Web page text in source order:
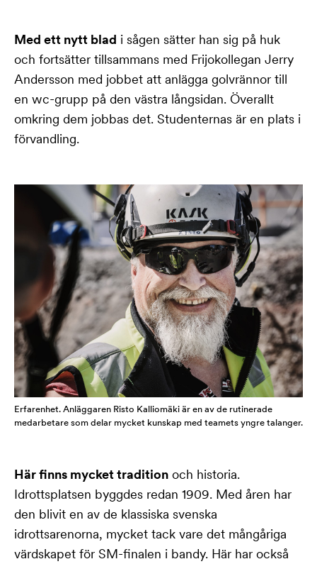
Med ett nytt blad i sågen sätter han sig på huk
och fortsätter tillsammans med Frijokollegan Jerry
Andersson med jobbet att anlägga golvrännor till
en wc-grupp på den västra långsidan. Överallt
omkring dem jobbas det. Studenternas är en plats i
förvandling.
Erfarenhet. Anläggaren Risto Kalliomäki är en av de rutinerade
medarbetare som delar mycket kunskap med teamets yngre talanger.
Här finns mycket tradition och historia.
Idrottsplatsen byggdes redan 1909. Med åren har
den blivit en av de klassiska svenska
idrottsarenorna, mycket tack vare det mångåriga
värdskapet för SM-finalen i bandy. Här har också